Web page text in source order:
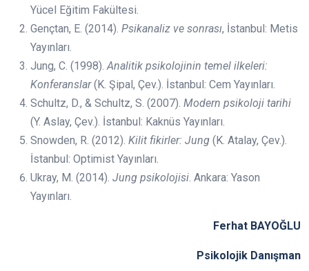
Yücel Eğitim Fakültesi.
Gençtan, E. (2014). Psikanaliz ve sonrası, İstanbul: Metis
Yayınları.
Jung, C. (1998).Analitik psikolojinin temel ilkeleri:
Konferanslar(K. Şipal, Çev.). İstanbul: Cem Yayınları.
Schultz, D., & Schultz, S. (2007). Modern psikoloji tarihi
(Y. Aslay, Çev.). İstanbul: Kaknüs Yayınları.
Snowden, R. (2012). Kilit fikirler: Jung (K. Atalay, Çev.).
İstanbul: Optimist Yayınları.
Ukray, M. (2014). Jung psikolojisi. Ankara: Yason
Yayınları.
Ferhat BAYOĞLU
Psikolojik Danışman